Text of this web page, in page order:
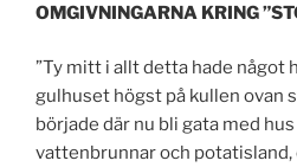
OMGIVNINGARNA KRING
”Ty mitt i allt detta hade något
gulhuset högst på kullen ovan
började där nu bli gata med
vattenbrunnar och potatisland,